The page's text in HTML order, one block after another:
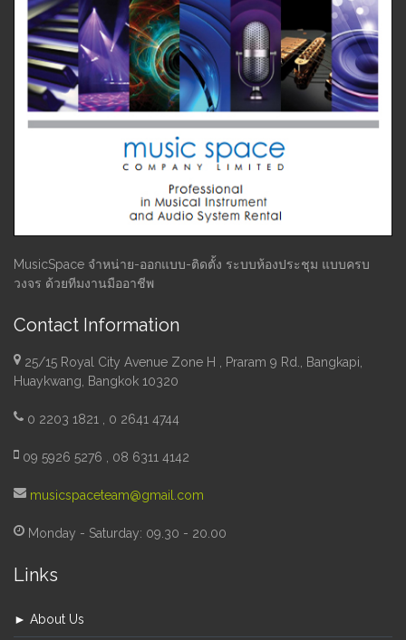
MusicSpace จำหน่าย-ออกแบบ-ติดตั้ง ระบบห้องประชุม แบบครบ
วงจร ด้วยทีมงานมืออาชีพ
Contact Information
25/15 Royal City Avenue Zone H , Praram 9 Rd., Bangkapi,
Huaykwang, Bangkok 10320
0 2203 1821 , 0 2641 4744
09 5926 5276 , 08 6311 4142
musicspaceteam@gmail.com
Monday - Saturday: 09.30 - 20.00
Links
► About Us